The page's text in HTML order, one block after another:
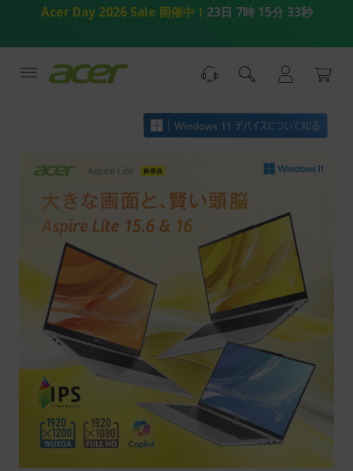
Acer Day 2026 Sale 開催中！ 23日 7時 15分 32秒